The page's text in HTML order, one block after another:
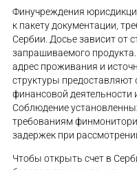
Финучреждения
к пакету документации,
Сербии. Досье зависит от
запрашиваемого
адрес проживания и
структуры предоставляют
финансовой деятельности
Соблюдение
требованиям
задержек при
Чтобы открыть счет в